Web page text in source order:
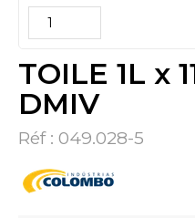
TOILE 1L x
DMIV
Réf : 049.028-5